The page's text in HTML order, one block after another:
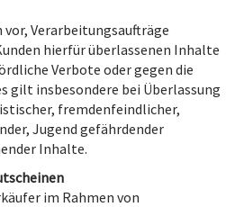
vor, Verarbeitungsaufträge
hierfür überlassenen Inhalte
Verbote oder gegen die
gilt insbesondere bei Überlassung
fremdenfeindlicher,
Jugend gefährdender
Inhalte.
im Rahmen von